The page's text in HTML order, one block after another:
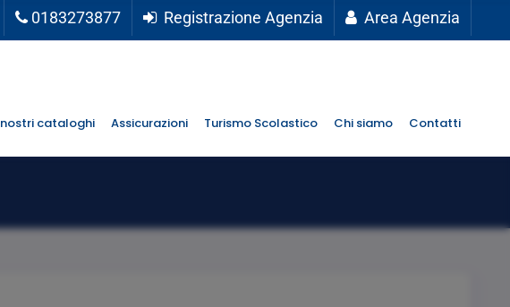
0183273877 Registrazione Agenzia Area Agenzia
cataloghi Assicurazioni Turismo Scolastico Chi siamo Contatti